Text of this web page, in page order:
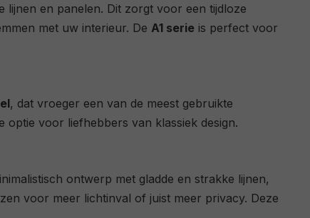
lijnen en panelen. Dit zorgt voor een tijdloze
met uw interieur. De A1 serie is perfect voor
, dat vroeger een van de meest gebruikte
optie voor liefhebbers van klassiek design.
ontwerp met gladde en strakke lijnen,
voor meer lichtinval of juist meer privacy. Deze